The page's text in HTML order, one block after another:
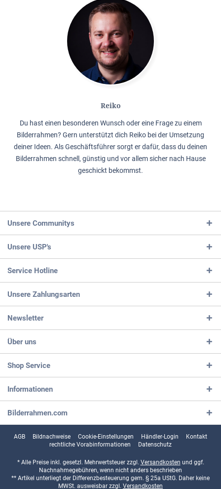
Reiko
Du hast einen besonderen Wunsch oder eine Frage zu einem
Bilderrahmen? Gern unterstützt dich Reiko bei der Umsetzung
deiner Ideen. Als Geschäftsführer sorgt er dafür, dass du deinen
Bilderrahmen schnell, günstig und vor allem sicher nach Hause
geschickt bekommst.
Unsere Communitys
Unsere USP's
Service Hotline
Unsere Zahlungsarten
Newsletter
Über uns
Shop Service
Informationen
Bilderrahmen.com
AGB Bildnachweise Cookie-Einstellungen Händler-Login
Kontakt
rechtliche Vorabinformationen
Datenschutz
* Alle Preise inkl. gesetzl. Mehrwertsteuer zzgl. Versandkosten und ggf.
Nachnahmegebühren, wenn nicht anders beschrieben
** Artikel unterliegt der Differenzbesteuerung gem. § 25a UStG. Daher keine
MWSt. ausweisbar zzgl. Versandkosten